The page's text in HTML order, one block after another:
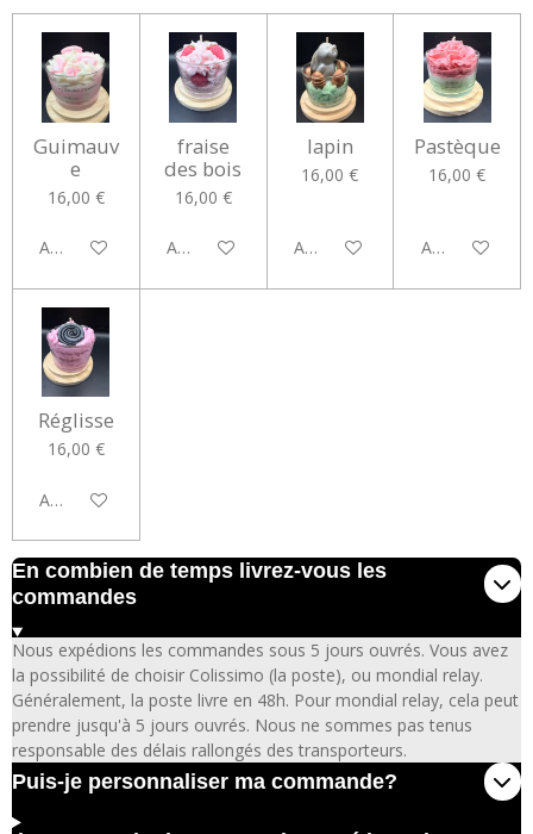
Guimauv
e
16,00 €
Ajouter au panier
fraise
des bois
16,00 €
Ajouter au panier
lapin
16,00 €
Ajouter au panier
Pastèque
16,00 €
Ajouter au
Réglisse
16,00 €
Ajouter au panier
En combien de temps livrez-vous les
commandes
Nous expédions les commandes sous 5 jours ouvrés. Vous avez
la possibilité de choisir Colissimo (la poste), ou mondial relay.
Généralement, la poste livre en 48h. Pour mondial relay, cela peut
prendre jusqu'à 5 jours ouvrés. Nous ne sommes pas tenus
responsable des délais rallongés des transporteurs.
Puis-je personnaliser ma commande?